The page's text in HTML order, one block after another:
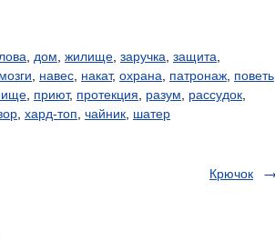
дом жилище заручка защита
мозги навес накат, охрана патронаж поветь
приют, протекция разум рассудок
хард-топ чайник шатер
Крючок